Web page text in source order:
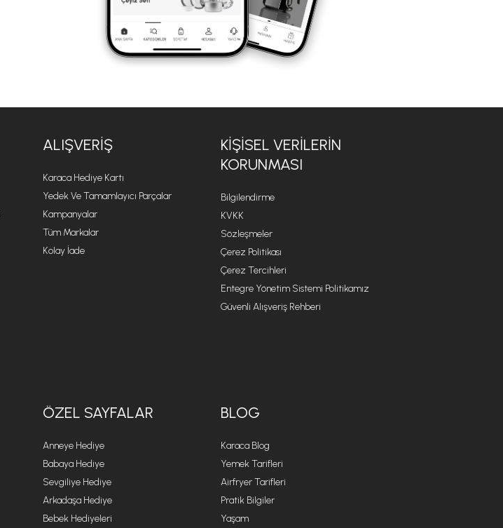
ALIŞVERIŞ
Karaca Hediye Kartı
Yedek Ve Tamamlayıcı Parçalar
Kampanyalar
Tüm Markalar
Kolay İade
KIŞISEL VERILERIN
KORUNMASI
Bilgilendirme
KVKK
Sözleşmeler
Çerez Politikası
Çerez Tercihleri
Entegre Yönetim Sistemi Politikamız
Güvenli Alışveriş Rehberi
ÖZEL SAYFALAR
Anneye Hediye
Babaya Hediye
Sevgiliye Hediye
Arkadaşa Hediye
Bebek Hediyeleri
BLOG
Karaca Blog
Yemek Tarifleri
Airfryer Tarifleri
Pratik Bilgiler
Yaşam